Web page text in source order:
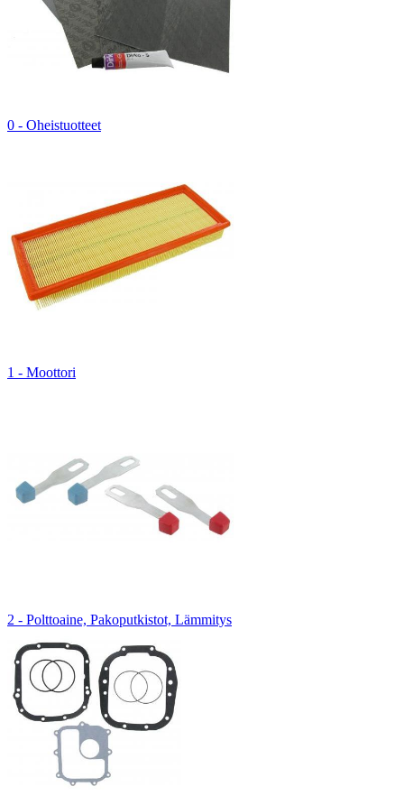
0 - Oheistuotteet
1 - Moottori
2 - Polttoaine, Pakoputkistot, Lämmitys